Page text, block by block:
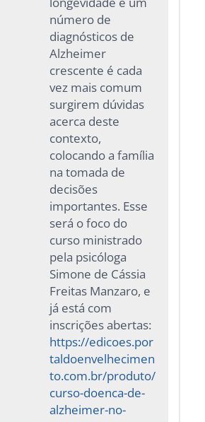
número de
diagnósticos de
Alzheimer
crescente é cada
vez mais comum
surgirem dúvidas
acerca deste
contexto,
colocando a família
na tomada de
decisões
importantes. Esse
será o foco do
curso ministrado
pela psicóloga
Simone de Cássia
Freitas Manzaro, e
já está com
inscrições abertas:
https://edicoes.por
taldoenvelhecimen
to.com.br/produto/
curso-doenca-de-
alzheimer-no-